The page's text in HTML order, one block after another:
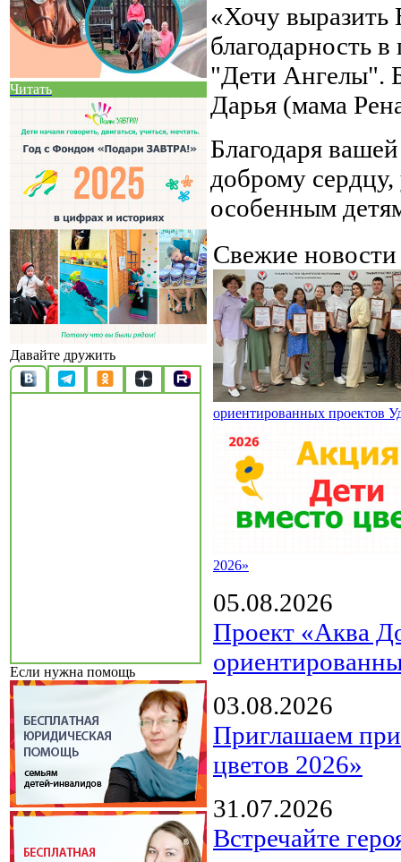
Читать
Давайте дружить
Если нужна помощь
«Хочу
благодарность
"Дети Ангелы".
Дарья (мама
Благодаря
доброму
особенным
Свежие
ориентированных проектов
2026»
05.08.2026
Проект «Аква
03.08.2026
Приглашаем
цветов 2026»
31.07.2026
Встречайте